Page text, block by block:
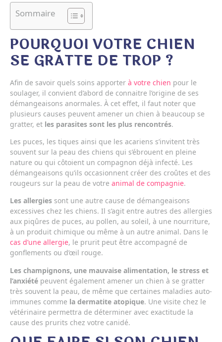
Sommaire
POURQUOI VOTRE CHIEN
SE GRATTE DE TROP ?
Afin de savoir quels soins apporter à votre chien pour le
soulager, il convient d’abord de connaitre l’origine de ses
démangeaisons anormales. À cet effet, il faut noter que
plusieurs causes peuvent amener un chien à beaucoup se
gratter, et les parasites sont les plus rencontrés.
Les puces, les tiques ainsi que les acariens s’invitent très
souvent sur la peau des chiens qui s’ébrouent en pleine
nature ou qui côtoient un compagnon déjà infecté. Les
démangeaisons qu’ils occasionnent créer des croûtes et des
rougeurs sur la peau de votre animal de compagnie.
Les allergies sont une autre cause de démangeaisons
excessives chez les chiens. Il s’agit entre autres des allergies
aux piqûres de puces, au pollen, au soleil, à une nourriture,
à un produit chimique ou même à un autre animal. Dans le
cas d’une allergie, le prurit peut être accompagné de
gonflements ou d’œil rouge.
Les champignons, une mauvaise alimentation, le stress et
l’anxiété peuvent également amener un chien à se gratter
très souvent la peau, de même que certaines maladies auto-
immunes comme la dermatite atopique. Une visite chez le
vétérinaire permettra de déterminer avec exactitude la
cause des prurits chez votre canidé.